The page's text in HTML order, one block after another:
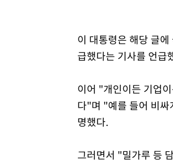
이 대통령은 해당 글
급했다는 기사를 언급
이어 "개인이든 기업
다"며 "예를 들어 비싸
명했다.
그러면서 "밀가루 등